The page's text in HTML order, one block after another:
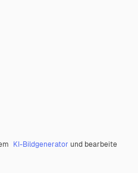
KI-Bildgenerator und bearbeite